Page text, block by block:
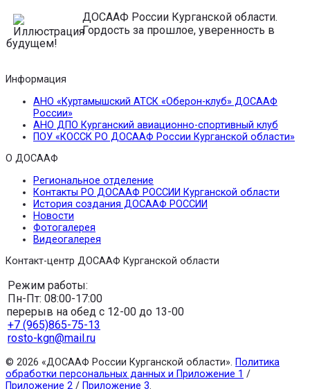
ДОСААФ России Курганской области.
Гордость за прошлое, уверенность в
будущем!
Информация
АНО «Куртамышский АТСК «Оберон-клуб» ДОСААФ
России»
АНО ДПО Курганский авиационно-спортивный клуб
ПОУ «КОССК РО ДОСААФ России Курганской области»
О ДОСААФ
Региональное отделение
Контакты РО ДОСААФ РОССИИ Курганской области
История создания ДОСААФ РОССИИ
Новости
Фотогалерея
Видеогалерея
Контакт-центр ДОСААФ Курганской области
Режим работы:
Пн-Пт: 08:00-17:00
перерыв на обед с 12-00 до 13-00
+7 (965)865-75-13
rosto-kgn@mail.ru
© 2026 «ДОСААФ России Курганской области». Политика
обработки персональных данных и Приложение 1 /
Приложение 2 / Приложение 3.